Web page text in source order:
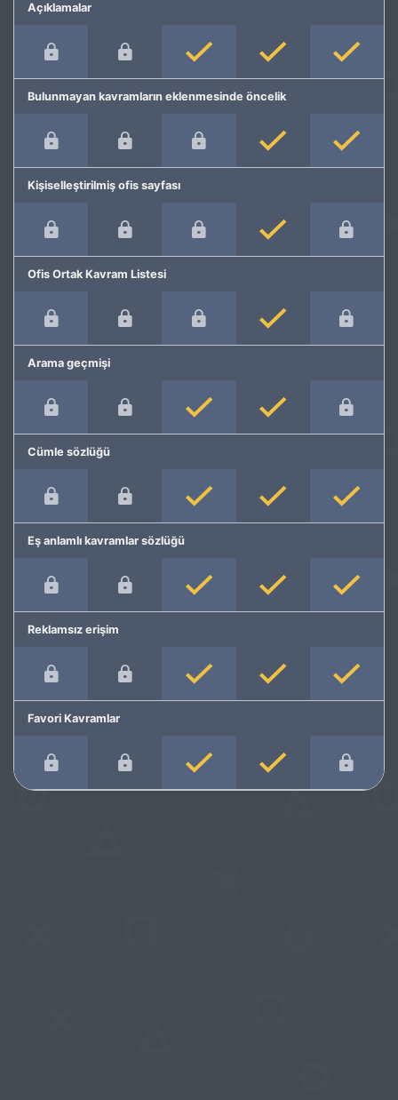
Açıklamalar
Bulunmayan kavramların eklenmesinde öncelik
Kişiselleştirilmiş ofis sayfası
Ofis Ortak Kavram Listesi
Arama geçmişi
Cümle sözlüğü
Eş anlamlı kavramlar sözlüğü
Reklamsız erişim
Favori Kavramlar